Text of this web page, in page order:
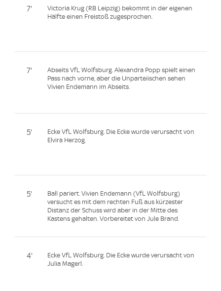
7'
Victoria Krug (RB Leipzig) bekommt in der eigenen
Hälfte einen Freistoß zugesprochen.
7'
Abseits VfL Wolfsburg. Alexandra Popp spielt einen
Pass nach vorne, aber die Unparteiischen sehen
Vivien Endemann im Abseits.
5'
Ecke VfL Wolfsburg. Die Ecke wurde verursacht von
Elvira Herzog.
5'
Ball pariert. Vivien Endemann (VfL Wolfsburg)
versucht es mit dem rechten Fuß aus kürzester
Distanz der Schuss wird aber in der Mitte des
Kastens gehalten. Vorbereitet von Jule Brand.
4'
Ecke VfL Wolfsburg. Die Ecke wurde verursacht von
Julia Magerl.